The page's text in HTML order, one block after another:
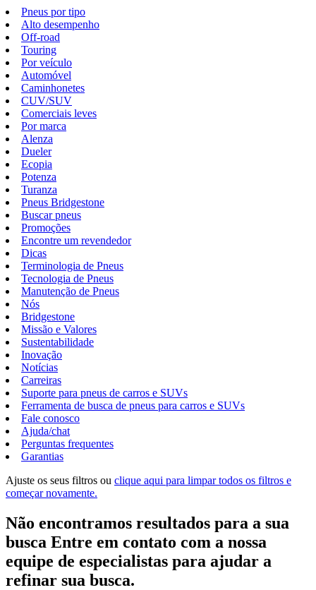
Pneus por tipo
Alto desempenho
Off-road
Touring
Por veículo
Automóvel
Caminhonetes
CUV/SUV
Comerciais leves
Por marca
Alenza
Dueler
Ecopia
Potenza
Turanza
Pneus Bridgestone
Buscar pneus
Promoções
Encontre um revendedor
Dicas
Terminologia de Pneus
Tecnologia de Pneus
Manutenção de Pneus
Nós
Bridgestone
Missão e Valores
Sustentabilidade
Inovação
Notícias
Carreiras
Suporte para pneus de carros e SUVs
Ferramenta de busca de pneus para carros e SUVs
Fale conosco
Ajuda/chat
Perguntas frequentes
Garantias
Ajuste os seus filtros ou clique aqui para limpar todos os filtros e
começar novamente.
Não encontramos resultados para a sua
busca Entre em contato com a nossa
equipe de especialistas para ajudar a
refinar sua busca.